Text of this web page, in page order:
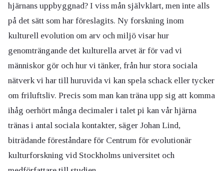
hjärnans uppbyggnad? I viss mån självklart, men inte alls
på det sätt som har föreslagits. Ny forskning inom
kulturell evolution om arv och miljö visar hur
genomträngande det kulturella arvet är för vad vi
människor gör och hur vi tänker, från hur stora sociala
nätverk vi har till huruvida vi kan spela schack eller tycker
om friluftsliv. Precis som man kan träna upp sig att komma
ihåg oerhört många decimaler i talet pi kan vår hjärna
tränas i antal sociala kontakter, säger Johan Lind,
biträdande föreståndare för Centrum för evolutionär
kulturforskning vid Stockholms universitet och